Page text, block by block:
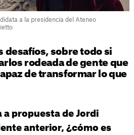
a la presidencia del Ateneo
desafíos, sobre todo si
rodeada de gente que
de transformar lo que
propuesta de Jordi
anterior, ¿cómo es